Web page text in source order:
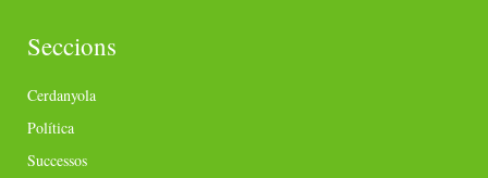
Seccions
Cerdanyola
Política
Successos